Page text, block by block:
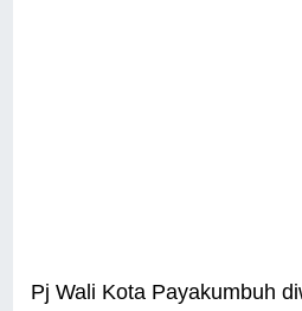
Pj Wali Kota Payakumbuh